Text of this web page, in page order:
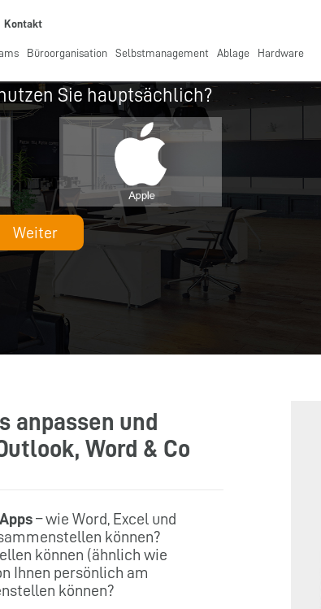
Kontakt
Büroorganisation Selbstmanagement Ablage Hardware
Sie hauptsächlich?
Weiter
anpassen und
Word & Co
– wie Word, Excel und
können?
können (ähnlich wie
Ihnen persönlich am
können?